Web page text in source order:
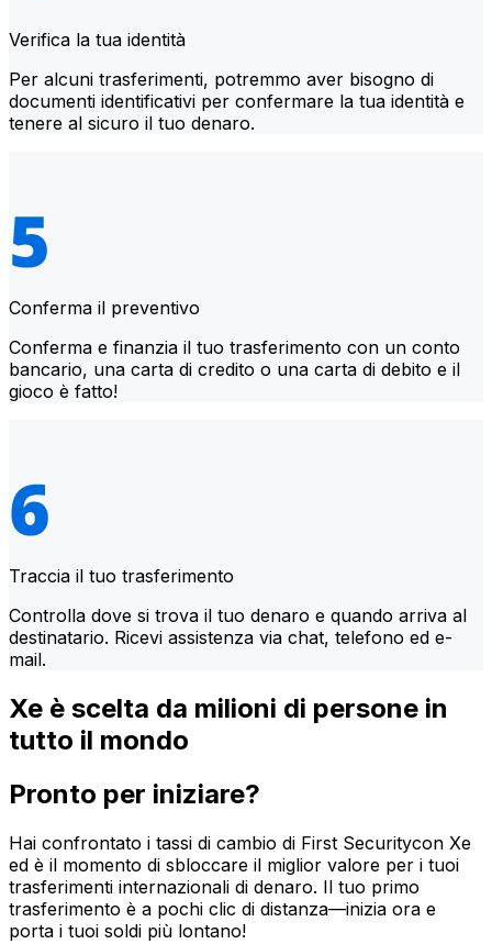
Verifica la tua identità
Per alcuni trasferimenti, potremmo aver bisogno di
documenti identificativi per confermare la tua identità e
tenere al sicuro il tuo denaro.
Conferma il preventivo
Conferma e finanzia il tuo trasferimento con un conto
bancario, una carta di credito o una carta di debito e il
gioco è fatto!
Traccia il tuo trasferimento
Controlla dove si trova il tuo denaro e quando arriva al
destinatario. Ricevi assistenza via chat, telefono ed e-
mail.
Xe è scelta da milioni di persone in
tutto il mondo
Pronto per iniziare?
Hai confrontato i tassi di cambio di First Securitycon Xe
ed è il momento di sbloccare il miglior valore per i tuoi
trasferimenti internazionali di denaro. Il tuo primo
trasferimento è a pochi clic di distanza—inizia ora e
porta i tuoi soldi più lontano!